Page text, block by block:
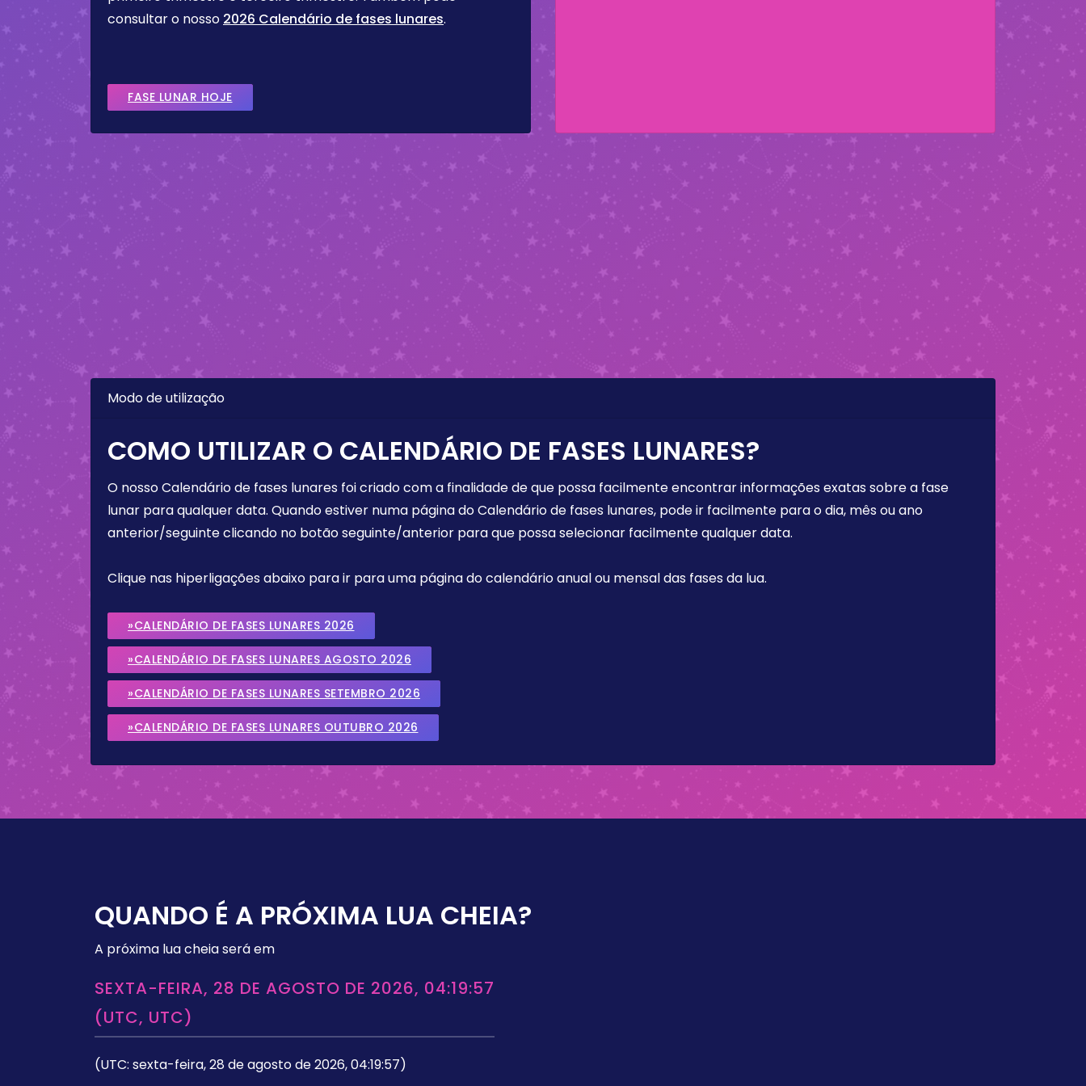
consultar o nosso 2026 Calendário de fases lunares.
FASE LUNAR HOJE
Modo de utilização
COMO UTILIZAR O CALENDÁRIO DE FASES LUNARES?
O nosso Calendário de fases lunares foi criado com a finalidade de que possa facilmente encontrar informações exatas sobre a fase
lunar para qualquer data. Quando estiver numa página do Calendário de fases lunares, pode ir facilmente para o dia, mês ou ano
anterior/seguinte clicando no botão seguinte/anterior para que possa selecionar facilmente qualquer data.
Clique nas hiperligações abaixo para ir para uma página do calendário anual ou mensal das fases da lua.
»CALENDÁRIO DE FASES LUNARES 2026
»CALENDÁRIO DE FASES LUNARES AGOSTO 2026
»CALENDÁRIO DE FASES LUNARES SETEMBRO 2026
»CALENDÁRIO DE FASES LUNARES OUTUBRO 2026
QUANDO É A PRÓXIMA LUA CHEIA?
A próxima lua cheia será em
SEXTA-FEIRA, 28 DE AGOSTO DE 2026, 04:19:57
(UTC, UTC)
(UTC: sexta-feira, 28 de agosto de 2026, 04:19:57)